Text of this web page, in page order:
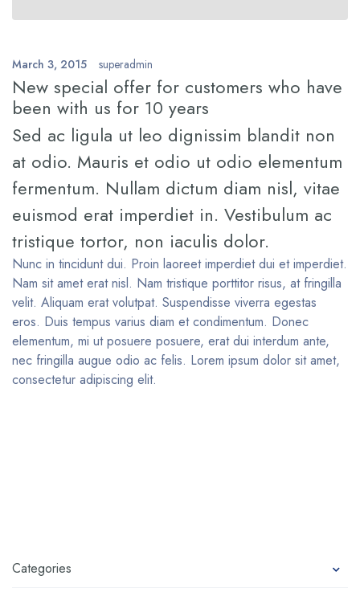
March 3, 2015 superadmin
New special offer for customers who have
been with us for 10 years
Sed ac ligula ut leo dignissim blandit non
at odio. Mauris et odio ut odio elementum
fermentum. Nullam dictum diam nisl, vitae
euismod erat imperdiet in. Vestibulum ac
tristique tortor, non iaculis dolor.
Nunc in tincidunt dui. Proin laoreet imperdiet dui et imperdiet.
Nam sit amet erat nisl. Nam tristique porttitor risus, at fringilla
velit. Aliquam erat volutpat. Suspendisse viverra egestas
eros. Duis tempus varius diam et condimentum. Donec
elementum, mi ut posuere posuere, erat dui interdum ante,
nec fringilla augue odio ac felis. Lorem ipsum dolor sit amet,
consectetur adipiscing elit.
Categories